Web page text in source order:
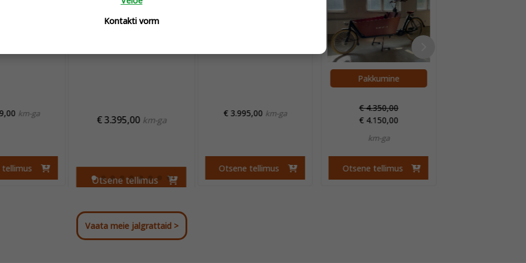
km-ga
€ 3.395,00 km-ga
Otsene tellimus
€ 3.995,00 km-ga
Otsene tellimus
Pakkumine
€ 4.350,00
€ 4.150,00
km-ga
Otsene tellimus
Vaata meie jalgrattaid >
Kontakti vorm